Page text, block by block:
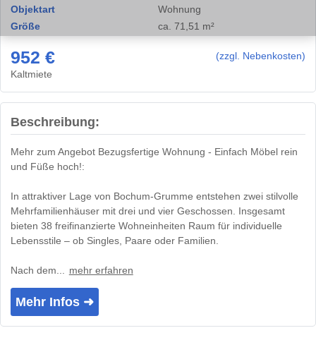
Objektart
Wohnung
Größe
ca. 71,51 m²
952 €
(zzgl. Nebenkosten)
Kaltmiete
Beschreibung:
Mehr zum Angebot Bezugsfertige Wohnung - Einfach Möbel rein
und Füße hoch!:
In attraktiver Lage von Bochum-Grumme entstehen zwei stilvolle
Mehrfamilienhäuser mit drei und vier Geschossen. Insgesamt
bieten 38 freifinanzierte Wohneinheiten Raum für individuelle
Lebensstile – ob Singles, Paare oder Familien.
Nach dem... mehr erfahren
Mehr Infos ➜